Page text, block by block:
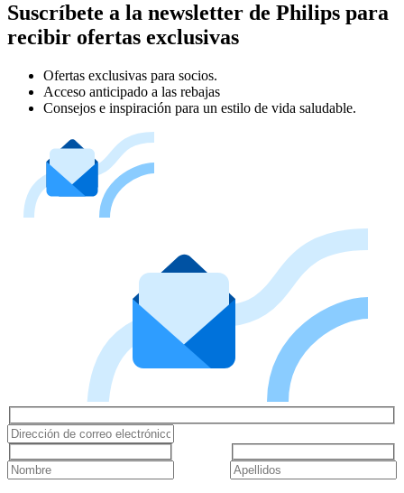
Suscríbete a la newsletter de Philips para
recibir ofertas exclusivas
Ofertas exclusivas para socios.
Acceso anticipado a las rebajas
Consejos e inspiración para un estilo de vida saludable.